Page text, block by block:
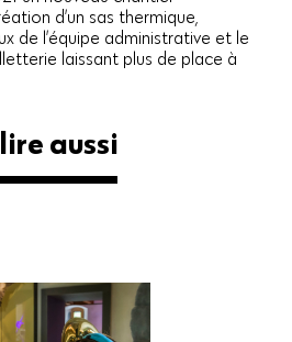
d’un sas thermique,
de l’équipe administrative et le
laissant plus de place à
aussi